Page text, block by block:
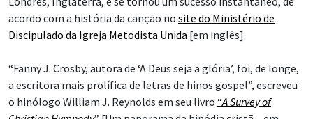
acordo com a história da canção no site do Ministério de
Discipulado da Igreja Metodista Unida [em inglês].
“Fanny J. Crosby, autora de ‘A Deus seja a glória’, foi, de longe,
a escritora mais prolífica de letras de hinos gospel”, escreveu
o hinólogo William J. Reynolds em seu livro “A Survey of